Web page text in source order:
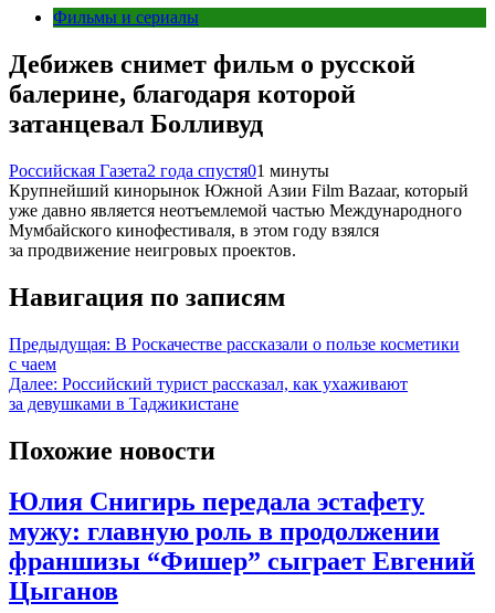
Фильмы и сериалы
Дебижев снимет фильм о русской
балерине, благодаря которой
затанцевал Болливуд
Российская Газета2 года спустя01 минуты
Крупнейший кинорынок Южной Азии Film Bazaar, который
уже давно является неотъемлемой частью Международного
Мумбайского кинофестиваля, в этом году взялся
за продвижение неигровых проектов.
Навигация по записям
Предыдущая: В Роскачестве рассказали о пользе косметики
с чаем
Далее: Российский турист рассказал, как ухаживают
за девушками в Таджикистане
Похожие новости
Юлия Снигирь передала эстафету
мужу: главную роль в продолжении
франшизы “Фишер” сыграет Евгений
Цыганов